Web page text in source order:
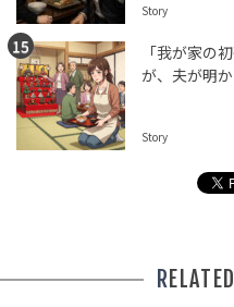
Story
「我が家の
が、夫が明
Story